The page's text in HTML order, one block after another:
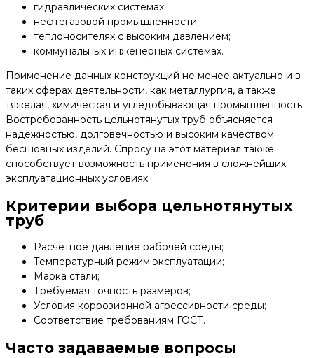
гидравлических системах;
нефтегазовой промышленности;
теплоносителях с высоким давлением;
коммунальных инженерных системах.
Применение данных конструкций не менее актуально и в
таких сферах деятельности, как металлургия, а также
тяжелая, химическая и угледобывающая промышленность.
Востребованность цельнотянутых труб объясняется
надежностью, долговечностью и высоким качеством
бесшовных изделий. Спросу на этот материал также
способствует возможность применения в сложнейших
эксплуатационных условиях.
Критерии выбора цельнотянутых
труб
Расчетное давление рабочей среды;
Температурный режим эксплуатации;
Марка стали;
Требуемая точность размеров;
Условия коррозионной агрессивности среды;
Соответствие требованиям ГОСТ.
Часто задаваемые вопросы